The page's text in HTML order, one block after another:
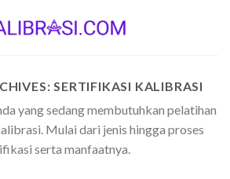
SERTIFIKASI KALIBRASI
yang sedang membutuhkan pelatihan
Mulai dari jenis hingga proses
serta manfaatnya.